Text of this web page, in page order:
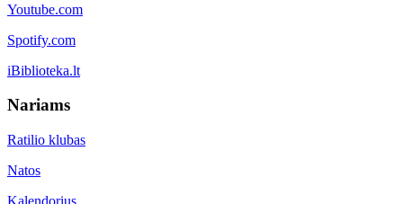
Youtube.com
Spotify.com
iBiblioteka.lt
Nariams
Ratilio klubas
Natos